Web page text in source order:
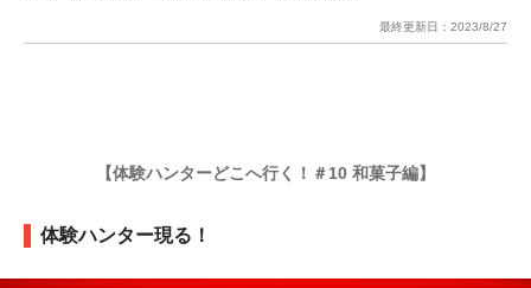
最終更新日： 2023/8/27
【体験ハンターどこへ行く！＃10 和菓子編】
体験ハンター現る！